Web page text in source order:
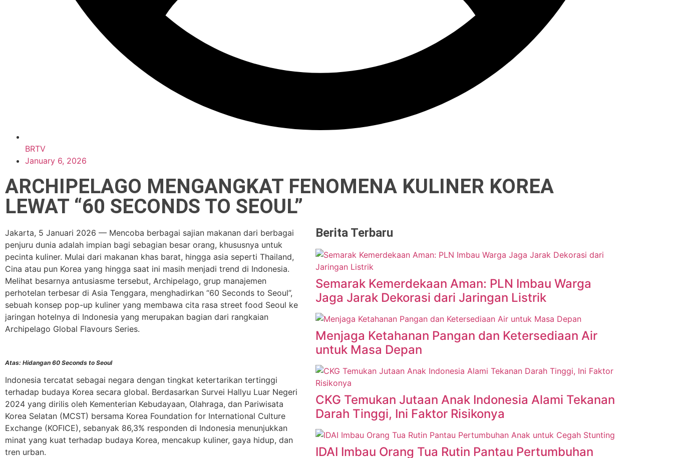
BRTV
January 6, 2026
ARCHIPELAGO MENGANGKAT FENOMENA KULINER KOREA
LEWAT “60 SECONDS TO SEOUL”
Jakarta, 5 Januari 2026 — Mencoba berbagai sajian makanan dari berbagai
penjuru dunia adalah impian bagi sebagian besar orang, khususnya untuk
pecinta kuliner. Mulai dari makanan khas barat, hingga asia seperti Thailand,
Cina atau pun Korea yang hingga saat ini masih menjadi trend di Indonesia.
Melihat besarnya antusiasme tersebut, Archipelago, grup manajemen
perhotelan terbesar di Asia Tenggara, menghadirkan “60 Seconds to Seoul”,
sebuah konsep pop-up kuliner yang membawa cita rasa street food Seoul ke
jaringan hotelnya di Indonesia yang merupakan bagian dari rangkaian
Archipelago Global Flavours Series.
Atas: Hidangan 60 Seconds to Seoul
Indonesia tercatat sebagai negara dengan tingkat ketertarikan tertinggi
terhadap budaya Korea secara global. Berdasarkan Survei Hallyu Luar Negeri
2024 yang dirilis oleh Kementerian Kebudayaan, Olahraga, dan Pariwisata
Korea Selatan (MCST) bersama Korea Foundation for International Culture
Exchange (KOFICE), sebanyak 86,3% responden di Indonesia menunjukkan
minat yang kuat terhadap budaya Korea, mencakup kuliner, gaya hidup, dan
tren urban.
Berita Terbaru
Semarak Kemerdekaan Aman: PLN Imbau Warga
Jaga Jarak Dekorasi dari Jaringan Listrik
Menjaga Ketahanan Pangan dan Ketersediaan Air
untuk Masa Depan
CKG Temukan Jutaan Anak Indonesia Alami Tekanan
Darah Tinggi, Ini Faktor Risikonya
IDAI Imbau Orang Tua Rutin Pantau Pertumbuhan